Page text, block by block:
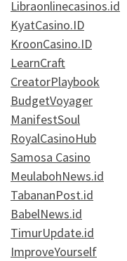
Libraonlinecasinos.id
KyatCasino.ID
KroonCasino.ID
LearnCraft
CreatorPlaybook
BudgetVoyager
ManifestSoul
RoyalCasinoHub
Samosa Casino
MeulabohNews.id
TabananPost.id
BabelNews.id
TimurUpdate.id
ImproveYourself